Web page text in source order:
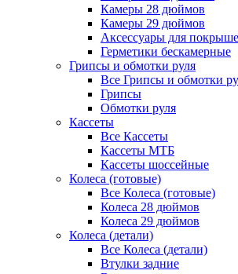
Камеры 28 дюймов
Камеры 29 дюймов
Аксессуары для
Герметики бескамерные
Грипсы и обмотки руля
Все Грипсы и обмотки
Грипсы
Обмотки руля
Кассеты
Все Кассеты
Кассеты МТБ
Кассеты шоссейные
Колеса (готовые)
Все Колеса (готовые)
Колеса 28 дюймов
Колеса 29 дюймов
Колеса (детали)
Все Колеса (детали)
Втулки задние